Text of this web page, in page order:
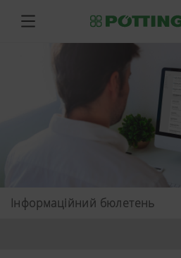
Інформаційний бюлетень